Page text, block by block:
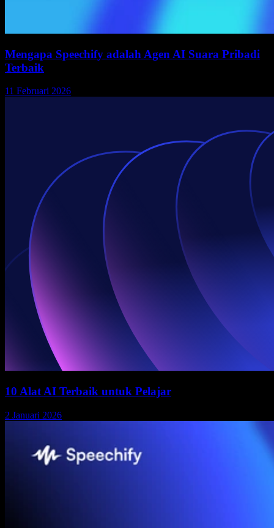
Mengapa Speechify adalah Agen AI Suara Pribadi
Terbaik
11 Februari 2026
10 Alat AI Terbaik untuk Pelajar
2 Januari 2026